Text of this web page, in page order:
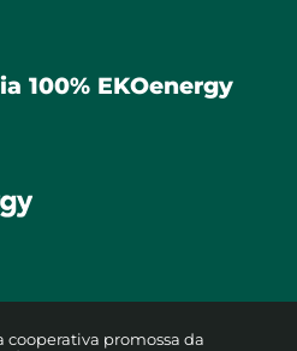
100% EKOenergy
cooperativa promossa da